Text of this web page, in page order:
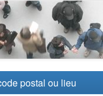
postal ou lieu